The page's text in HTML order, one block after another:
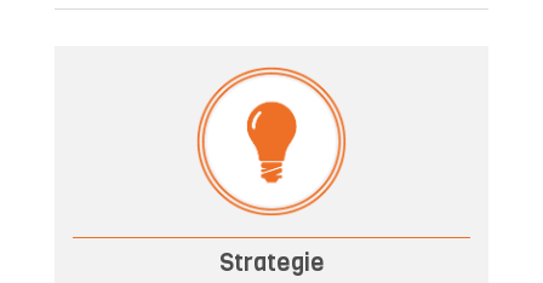
Strategie